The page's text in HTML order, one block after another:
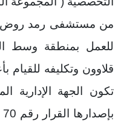
من مستشفى رمد روض
للعمل بمنطقة وسط
قلاوون وتكليفه
تكون الجهة الإدارية